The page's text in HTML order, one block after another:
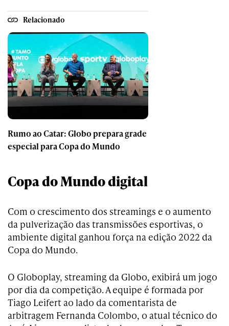
Relacionado
Rumo ao Catar: Globo prepara grade
especial para Copa do Mundo
Copa do Mundo digital
Com o crescimento dos streamings e o aumento
da pulverização das transmissões esportivas, o
ambiente digital ganhou força na edição 2022 da
Copa do Mundo.
O Globoplay, streaming da Globo, exibirá um jogo
por dia da competição. A equipe é formada por
Tiago Leifert ao lado da comentarista de
arbitragem Fernanda Colombo, o atual técnico do